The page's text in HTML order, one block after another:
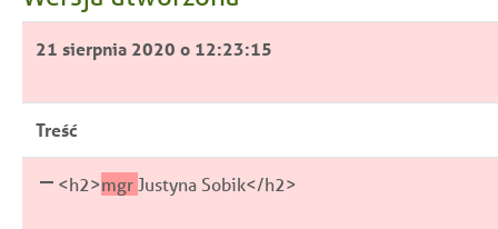
21 sierpnia 2020 o 12:23:15
Treść
<h2>mgr Justyna Sobik</h2>